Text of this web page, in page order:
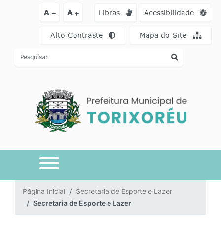
Ir para o conteúdo [alt+1] Ir para o menu [alt+2] Ir para a busca
A A Libras Acessibilidade
Alto Contraste Mapa do Site
Página Inicial
Secretaria de Esporte e Lazer
Secretaria de Esporte e Lazer